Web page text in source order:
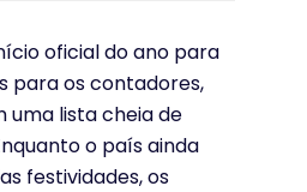
oficial do ano para
para os contadores,
uma lista cheia de
o país ainda
festividades, os